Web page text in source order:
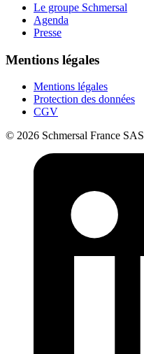
Le groupe Schmersal
Agenda
Presse
Mentions légales
Mentions légales
Protection des données
CGV
© 2026 Schmersal France SAS